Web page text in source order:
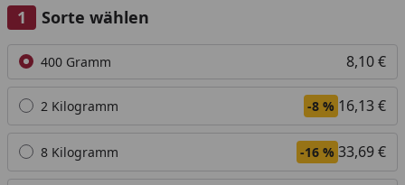
Sorte wählen
Alle anzeigen (6)
400 Gramm 8,10 €
2 Kilogramm -8 % 16,13 €
8 Kilogramm -16 % 33,69 €